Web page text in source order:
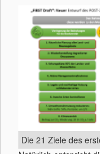
Die 21 Ziele des